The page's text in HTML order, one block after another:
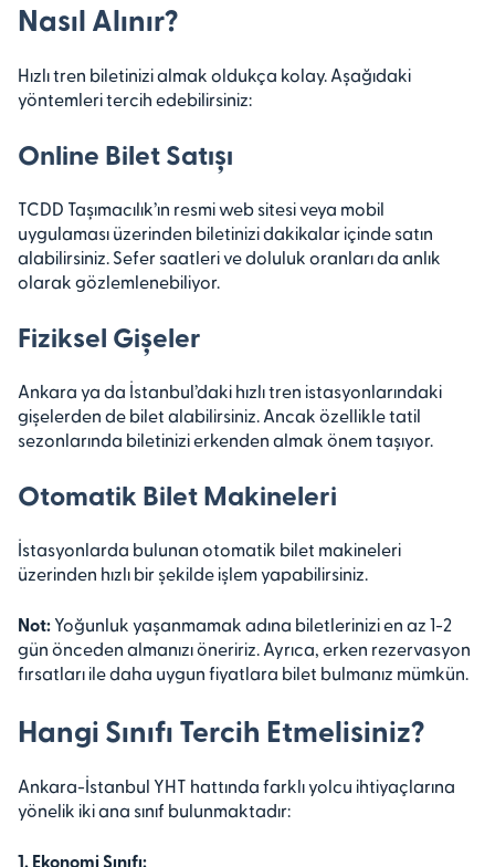
Nasıl Alınır?
Hızlı tren biletinizi almak oldukça kolay. Aşağıdaki
yöntemleri tercih edebilirsiniz:
Online Bilet Satışı
TCDD Taşımacılık’ın resmi web sitesi veya mobil
uygulaması üzerinden biletinizi dakikalar içinde satın
alabilirsiniz. Sefer saatleri ve doluluk oranları da anlık
olarak gözlemlenebiliyor.
Fiziksel Gişeler
Ankara ya da İstanbul’daki hızlı tren istasyonlarındaki
gişelerden de bilet alabilirsiniz. Ancak özellikle tatil
sezonlarında biletinizi erkenden almak önem taşıyor.
Otomatik Bilet Makineleri
İstasyonlarda bulunan otomatik bilet makineleri
üzerinden hızlı bir şekilde işlem yapabilirsiniz.
Not: Yoğunluk yaşanmamak adına biletlerinizi en az 1-2
gün önceden almanızı öneririz. Ayrıca, erken rezervasyon
fırsatları ile daha uygun fiyatlara bilet bulmanız mümkün.
Hangi Sınıfı Tercih Etmelisiniz?
Ankara-İstanbul YHT hattında farklı yolcu ihtiyaçlarına
yönelik iki ana sınıf bulunmaktadır:
1. Ekonomi Sınıfı: